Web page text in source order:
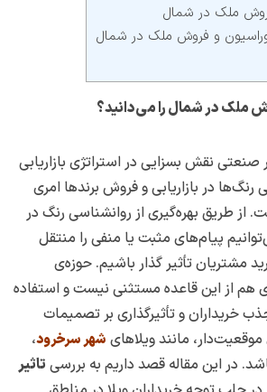
ملک در شمال را می‌دانید؟
صنعتی نقش بسزایی در استراتژی بازاریابی
رنگ‌ها در بازاریابی و فروش برندها امری
از طریق بهره‌گیری از روانشناسی رنگ در
پیام‌های مثبت یا منفی را منتقل
مشتریان تأثیر گذار باشیم. حوزه‌ی
از این قاعده مستثنی نیست و استفاده
خریداران و تأثیرگذاری بر تصمیمات
مانند ویلاهای شهر سرخرود،
در این مقاله قصد داریم به بررسی تاثیر